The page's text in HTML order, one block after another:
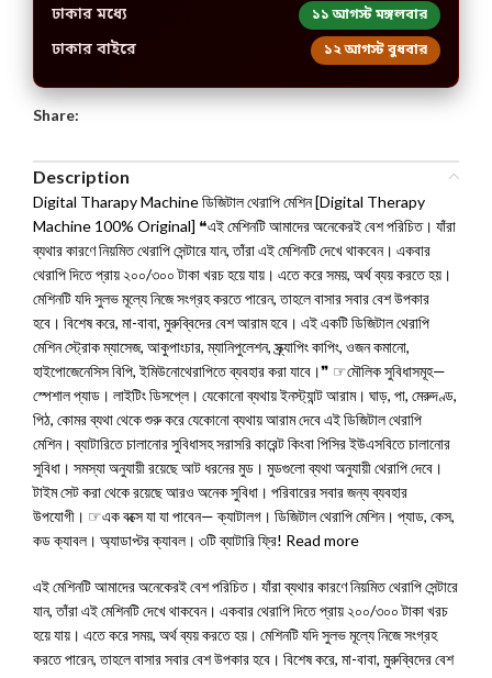
ঢাকার মধ্যে ১১ আগস্ট মঙ্গলবার
ঢাকার বাইরে ১২ আগস্ট বুধবার
Share:
Description
Digital Tharapy Machine ডিজিটাল থেরাপি মেশিন [Digital Therapy
Machine 100% Original] ❝এই মেশিনটি আমাদের অনেকেরই বেশ পরিচিত। যাঁরা
ব্যথার কারণে নিয়মিত থেরাপি সেন্টারে যান, তাঁরা এই মেশিনটি দেখে থাকবেন। একবার
থেরাপি দিতে প্রায় ২০০/৩০০ টাকা খরচ হয়ে যায়। এতে করে সময়, অর্থ ব্যয় করতে হয়।
মেশিনটি যদি সুলভ মূল্যে নিজে সংগ্রহ করতে পারেন, তাহলে বাসার সবার বেশ উপকার
হবে। বিশেষ করে, মা-বাবা, মুরুব্বিদের বেশ আরাম হবে। এই একটি ডিজিটাল থেরাপি
মেশিন স্ট্রোক ম্যাসেজ, আকুপাংচার, ম্যানিপুলেশন, স্ক্র্যাপিং কাপিং, ওজন কমানো,
হাইপোজেনেসিস বিপি, ইমিউনোথেরাপিতে ব্যবহার করা যাবে।❞ ☞মৌলিক সুবিধাসমূহ—
স্পেশাল প্যাড। লাইটিং ডিসপ্লে। যেকোনো ব্যথায় ইনস্ট্যান্ট আরাম। ঘাড়, পা, মেরুদণ্ড,
পিঠ, কোমর ব্যথা থেকে শুরু করে যেকোনো ব্যথায় আরাম দেবে এই ডিজিটাল থেরাপি
মেশিন। ব্যাটারিতে চালানোর সুবিধাসহ সরাসরি কারেন্ট কিংবা পিসির ইউএসবিতে চালানোর
সুবিধা। সমস্যা অনুযায়ী রয়েছে আট ধরনের মুড। মুডগুলো ব্যথা অনুযায়ী থেরাপি দেবে।
টাইম সেট করা থেকে রয়েছে আরও অনেক সুবিধা। পরিবারের সবার জন্য ব্যবহার
উপযোগী। ☞এক বক্সে যা যা পাবেন— ক্যাটালগ। ডিজিটাল থেরাপি মেশিন। প্যাড, কেস,
কড ক্যাবল। অ্যাডাপ্টর ক্যাবল। ৩টি ব্যাটারি ফ্রি! Read more
এই মেশিনটি আমাদের অনেকেরই বেশ পরিচিত। যাঁরা ব্যথার কারণে নিয়মিত থেরাপি সেন্টারে
যান, তাঁরা এই মেশিনটি দেখে থাকবেন। একবার থেরাপি দিতে প্রায় ২০০/৩০০ টাকা খরচ
হয়ে যায়। এতে করে সময়, অর্থ ব্যয় করতে হয়। মেশিনটি যদি সুলভ মূল্যে নিজে সংগ্রহ
করতে পারেন, তাহলে বাসার সবার বেশ উপকার হবে। বিশেষ করে, মা-বাবা, মুরুব্বিদের বেশ